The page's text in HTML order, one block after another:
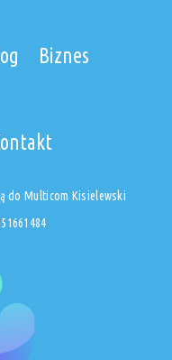
Biznes
do Multicom Kisielewski